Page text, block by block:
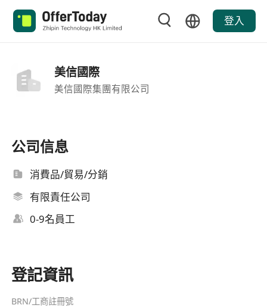
登入
美信國際
美信國際集團有限公司
公司信息
消費品/貿易/分銷
有限責任公司
0-9名員工
登記資訊
BRN/工商註冊號